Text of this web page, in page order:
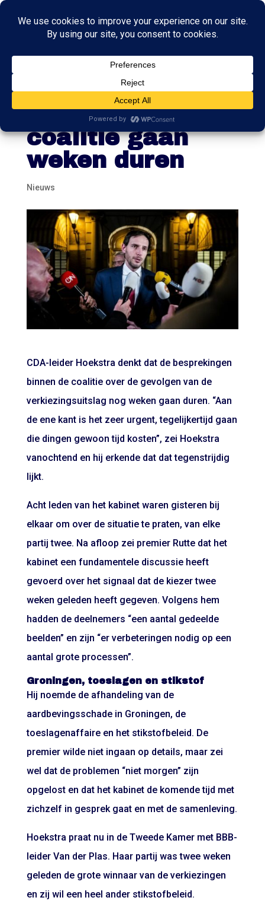
Hoekstra:
besprekingen in
coalitie gaan
weken duren
Nieuws
CDA-leider Hoekstra denkt dat de besprekingen
binnen de coalitie over de gevolgen van de
verkiezingsuitslag nog weken gaan duren. “Aan
de ene kant is het zeer urgent, tegelijkertijd gaan
die dingen gewoon tijd kosten”, zei Hoekstra
vanochtend en hij erkende dat dat tegenstrijdig
lijkt.
Acht leden van het kabinet waren gisteren bij
elkaar om over de situatie te praten, van elke
partij twee. Na afloop zei premier Rutte dat het
kabinet een fundamentele discussie heeft
gevoerd over het signaal dat de kiezer twee
weken geleden heeft gegeven. Volgens hem
hadden de deelnemers “een aantal gedeelde
beelden” en zijn “er verbeteringen nodig op een
aantal grote processen”.
Groningen, toeslagen en stikstof
Hij noemde de afhandeling van de
aardbevingsschade in Groningen, de
toeslagenaffaire en het stikstofbeleid. De
premier wilde niet ingaan op details, maar zei
wel dat de problemen “niet morgen” zijn
opgelost en dat het kabinet de komende tijd met
zichzelf in gesprek gaat en met de samenleving.
Hoekstra praat nu in de Tweede Kamer met BBB-
leider Van der Plas. Haar partij was twee weken
geleden de grote winnaar van de verkiezingen
en zij wil een heel ander stikstofbeleid.